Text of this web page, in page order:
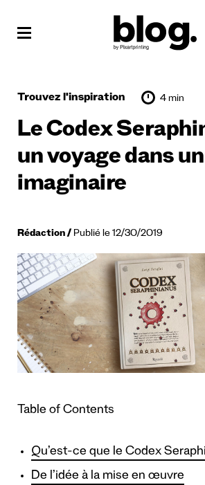
Trouvez l'inspiration 4 min
Le Codex
un voyage dans
imaginaire
Rédaction Publié le 12/30/2019
Table of Contents
Qu’est-ce que le Codex
De l’idée à la mise en œuvre